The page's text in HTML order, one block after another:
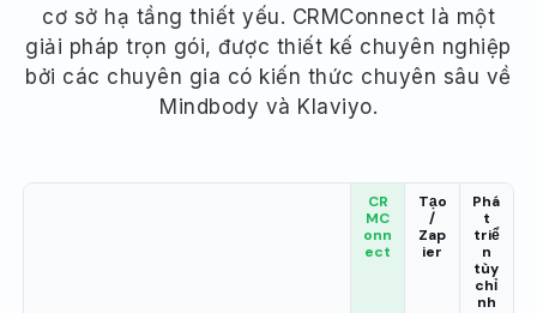
cơ sở hạ tầng thiết yếu. CRMConnect là một
giải pháp trọn gói, được thiết kế chuyên nghiệp
bởi các chuyên gia có kiến thức chuyên sâu về
Mindbody và Klaviyo.
CR
MC
onn
ect
Tạo
/
Zap
ier
Phá
t
triể
n
tùy
chỉ
nh